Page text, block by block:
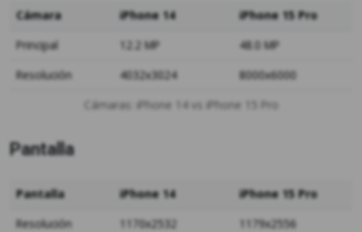
Cámaras: iPhone 14 vs iPhone 15 Pro
Cámara iPhone 14
iPhone 15 Pro
Principal
12.2 MP
48.0 MP
Resolución
4032x3024 8000x6000
Pantalla
Pantalla iPhone 14
iPhone 15 Pro
Resolución
1170x2532
1179x2556